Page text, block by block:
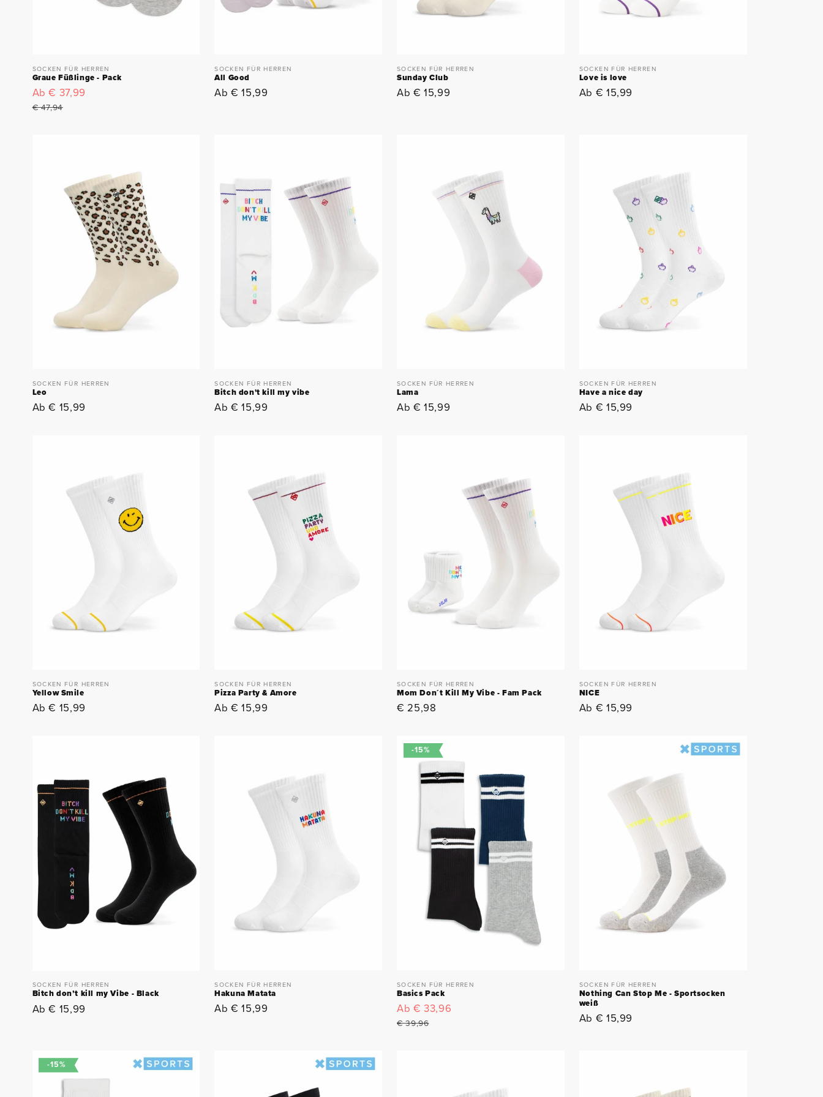
SOCKEN FÜR HERREN
Graue Füßlinge - Pack
Verkaufspreis
Ab € 37,99
€ 47,94
SOCKEN FÜR HERREN
All Good
Normaler
Ab € 15,99
SOCKEN FÜR HERREN
Sunday Club
Normaler
Ab € 15,99
SOCKEN FÜR HERREN
Love is love
Normaler
Ab € 15,99
SOCKEN FÜR HERREN
Leo
Normaler
Ab € 15,99
SOCKEN FÜR HERREN
Bitch don't kill my vibe
Normaler
Ab € 15,99
SOCKEN FÜR HERREN
Lama
Normaler
Ab € 15,99
SOCKEN FÜR HERREN
Have a nice day
Normaler
Ab € 15,99
SOCKEN FÜR HERREN
Yellow Smile
Normaler
Ab € 15,99
SOCKEN FÜR HERREN
Pizza Party & Amore
Normaler
Ab € 15,99
SOCKEN FÜR HERREN
Mom Don´t Kill My Vibe - Fam Pack
Normaler
€ 25,98
SOCKEN FÜR HERREN
NICE
Normaler
Ab € 15,99
SOCKEN FÜR HERREN
Bitch don’t kill my Vibe - Black
Normaler
Ab € 15,99
SOCKEN FÜR HERREN
Hakuna Matata
Normaler
Ab € 15,99
-15%
SOCKEN FÜR HERREN
Basics Pack
Verkaufspreis
Ab € 33,96
€ 39,96
SOCKEN FÜR HERREN
Nothing Can Stop Me - Sportsocken
weiß
Normaler
Ab € 15,99
-15%